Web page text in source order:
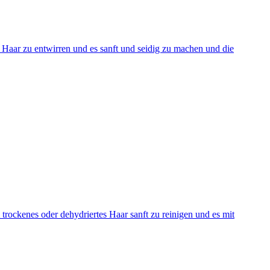
zu entwirren und es sanft und seidig zu machen und die
oder dehydriertes Haar sanft zu reinigen und es mit